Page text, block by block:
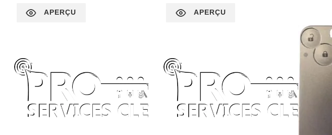
APERÇU APERÇU